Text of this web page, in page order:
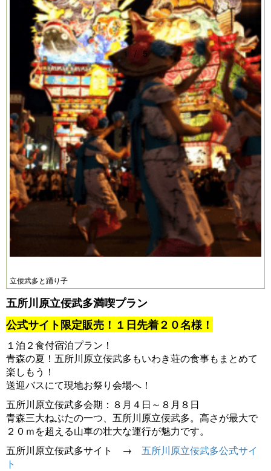
vi
o
u
s
立佞武多と踊り子
N
e
xt
1 / 5
五所川原立佞武多満喫プラン
公式サイト限定販売！１日先着２０名様！
１泊２食付宿泊プラン！
青森の夏！五所川原立佞武多もいわき荘の食事もまとめて
楽しもう！
送迎バスにて現地お祭り会場へ！
五所川原立佞武多会期：８月４日～８月８日
青森三大ねぶたの一つ、五所川原立佞武多。高さが最大で
２０ｍを超える山車の壮大な運行が魅力です。
五所川原立佞武多サイト → 五所川原立佞武多公式サイ
ト